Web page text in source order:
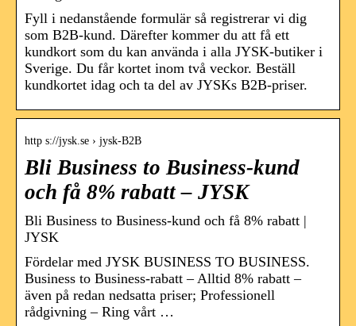
Fyll i nedanstående formulär så registrerar vi dig
som B2B-kund. Därefter kommer du att få ett
kundkort som du kan använda i alla JYSK-butiker i
Sverige. Du får kortet inom två veckor. Beställ
kundkortet idag och ta del av JYSKs B2B-priser.
http s://jysk.se › jysk-B2B
Bli Business to Business-kund
och få 8% rabatt – JYSK
Bli Business to Business-kund och få 8% rabatt |
JYSK
Fördelar med JYSK BUSINESS TO BUSINESS.
Business to Business-rabatt – Alltid 8% rabatt –
även på redan nedsatta priser; Professionell
rådgivning – Ring vårt …